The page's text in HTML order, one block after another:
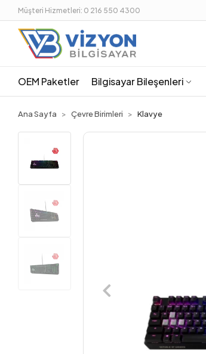
Müşteri Hizmetleri: 0 216 550 4300
OEM Paketler Bilgisayar Bileşenleri
Ana Sayfa Çevre Birimleri Klavye